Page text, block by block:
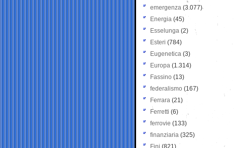
emergenza (3.077)
Energia (45)
Esselunga (2)
Esteri (784)
Eugenetica (3)
Europa (1.314)
Fassino (13)
federalismo (167)
Ferrara (21)
Ferretti (6)
ferrovie (133)
finanziaria (325)
Fini (821)